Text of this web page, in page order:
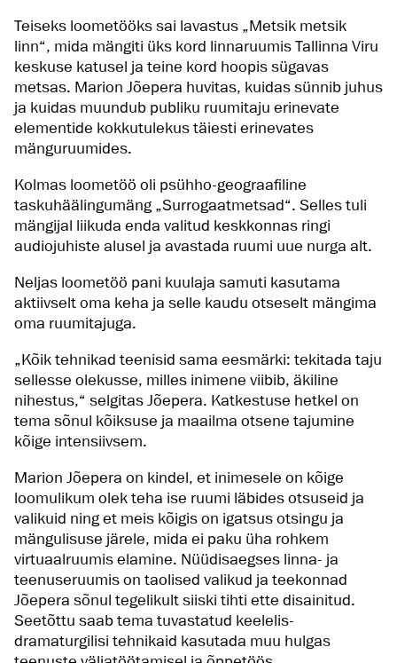
Teiseks loometööks sai lavastus „Metsik metsik
linn“, mida mängiti üks kord linnaruumis Tallinna Viru
keskuse katusel ja teine kord hoopis sügavas
metsas. Marion Jõepera huvitas, kuidas sünnib juhus
ja kuidas muundub publiku ruumitaju erinevate
elementide kokkutulekus täiesti erinevates
mänguruumides.
Kolmas loometöö oli psühho-geograafiline
taskuhäälingumäng „Surrogaatmetsad“. Selles tuli
mängijal liikuda enda valitud keskkonnas ringi
audiojuhiste alusel ja avastada ruumi uue nurga alt.
Neljas loometöö pani kuulaja samuti kasutama
aktiivselt oma keha ja selle kaudu otseselt mängima
oma ruumitajuga.
„Kõik tehnikad teenisid sama eesmärki: tekitada taju
sellesse olekusse, milles inimene viibib, äkiline
nihestus,“ selgitas Jõepera. Katkestuse hetkel on
tema sõnul kõiksuse ja maailma otsene tajumine
kõige intensiivsem.
Marion Jõepera on kindel, et inimesele on kõige
loomulikum olek teha ise ruumi läbides otsuseid ja
valikuid ning et meis kõigis on igatsus otsingu ja
mängulisuse järele, mida ei paku üha rohkem
virtuaalruumis elamine. Nüüdisaegses linna- ja
teenuseruumis on taolised valikud ja teekonnad
Jõepera sõnul tegelikult siiski tihti ette disainitud.
Seetõttu saab tema tuvastatud keelelis-
dramaturgilisi tehnikaid kasutada muu hulgas